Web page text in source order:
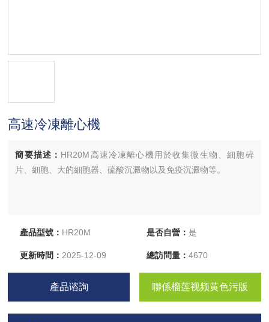
高速冷凍離心機
簡要描述： HR20M高速冷凍離心機用於收集微生物、細胞碎
片、細胞、大的細胞器、硫酸沉澱物以及免疫沉澱物等。
產品型號： HR20M 是否自營： 是
更新時間： 2025-12-09 總訪問量： 4670
產品谘詢 聯係榴莲视频黄色污版